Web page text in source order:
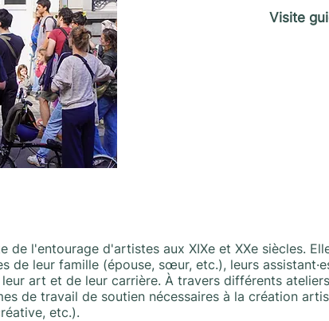
Visite
l'entourage d'artistes aux XIXe et XXe siècles.
de leur famille (épouse, sœur, etc.), leurs
art et de leur carrière. À travers différents
de travail de soutien nécessaires à la création
etc.).